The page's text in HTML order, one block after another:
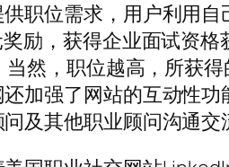
职位需求，用户利用
励，获得企业面试资
然，职位越高，所获得
加强了网站的互动性
及其他职业顾问沟通交